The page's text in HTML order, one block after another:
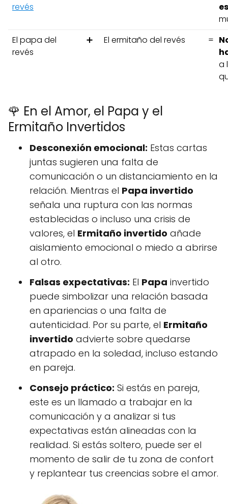
revés
El papa del
revés
➕ El ermitaño del revés =
a
🌹 En el Amor, el Papa y el
Ermitaño Invertidos
Desconexión emocional: Estas cartas
juntas sugieren una falta de
comunicación o un distanciamiento en la
relación. Mientras el Papa invertido
señala una ruptura con las normas
establecidas o incluso una crisis de
valores, el Ermitaño invertido añade
aislamiento emocional o miedo a abrirse
al otro.
Falsas expectativas: El Papa invertido
puede simbolizar una relación basada
en apariencias o una falta de
autenticidad. Por su parte, el Ermitaño
invertido advierte sobre quedarse
atrapado en la soledad, incluso estando
en pareja.
Consejo práctico: Si estás en pareja,
este es un llamado a trabajar en la
comunicación y a analizar si tus
expectativas están alineadas con la
realidad. Si estás soltero, puede ser el
momento de salir de tu zona de confort
y replantear tus creencias sobre el amor.